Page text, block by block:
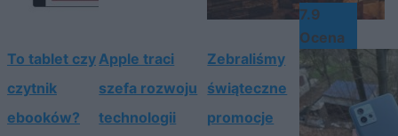
To tablet czy
czytnik
ebooków?
Apple traci
szefa rozwoju
technologii
Zebraliśmy
świąteczne
promocje
7.9
Ocena